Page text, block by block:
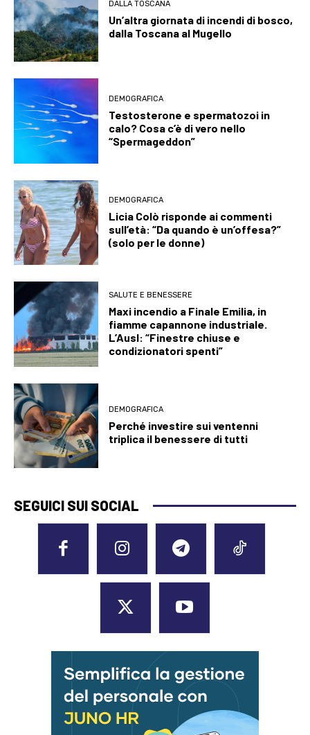
DALLA TOSCANA
Un’altra giornata di incendi di bosco,
dalla Toscana al Mugello
DEMOGRAFICA
Testosterone e spermatozoi in
calo? Cosa c’è di vero nello
“Spermageddon”
DEMOGRAFICA
Licia Colò risponde ai commenti
sull’età: “Da quando è un’offesa?”
(solo per le donne)
SALUTE E BENESSERE
Maxi incendio a Finale Emilia, in
fiamme capannone industriale.
L’Ausl: “Finestre chiuse e
condizionatori spenti”
DEMOGRAFICA
Perché investire sui ventenni
triplica il benessere di tutti
SEGUICI SUI SOCIAL